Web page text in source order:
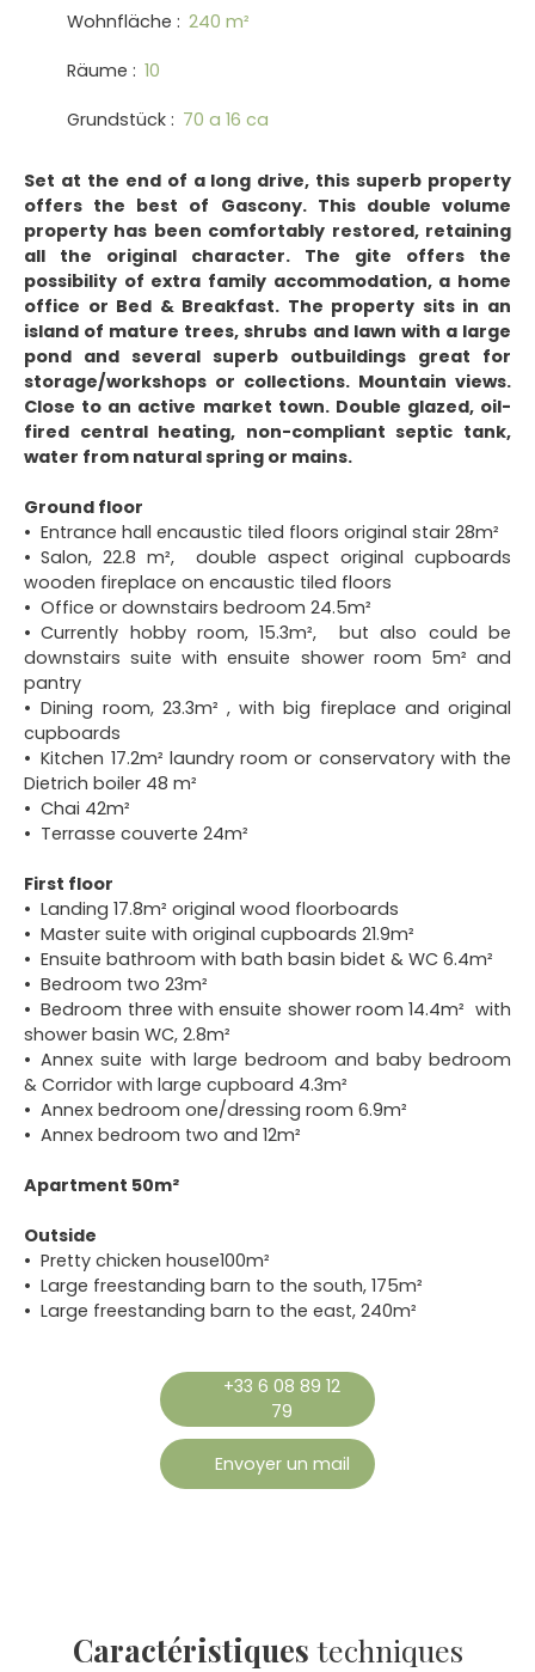
Wohnfläche : 240 m²
Räume : 10
Grundstück : 70 a 16 ca
Set at the end of a long drive, this superb property
offers the best of Gascony. This double volume
property has been comfortably restored, retaining
all the original character. The gite offers the
possibility of extra family accommodation, a home
office or Bed & Breakfast. The property sits in an
island of mature trees, shrubs and lawn with a large
pond and several superb outbuildings great for
storage/workshops or collections. Mountain views.
Close to an active market town. Double glazed, oil-
fired central heating, non-compliant septic tank,
water from natural spring or mains.
Ground floor
Entrance hall encaustic tiled floors original stair 28m²
Salon, 22.8 m², double aspect original cupboards
wooden fireplace on encaustic tiled floors
Office or downstairs bedroom 24.5m²
Currently hobby room, 15.3m², but also could be
downstairs suite with ensuite shower room 5m² and
pantry
Dining room, 23.3m² , with big fireplace and original
cupboards
Kitchen 17.2m² laundry room or conservatory with the
Dietrich boiler 48 m²
Chai 42m²
Terrasse couverte 24m²
First floor
Landing 17.8m² original wood floorboards
Master suite with original cupboards 21.9m²
Ensuite bathroom with bath basin bidet & WC 6.4m²
Bedroom two 23m²
Bedroom three with ensuite shower room 14.4m² with
shower basin WC, 2.8m²
Annex suite with large bedroom and baby bedroom
& Corridor with large cupboard 4.3m²
Annex bedroom one/dressing room 6.9m²
Annex bedroom two and 12m²
Apartment 50m²
Outside
Pretty chicken house100m²
Large freestanding barn to the south, 175m²
Large freestanding barn to the east, 240m²
+33 6 08 89 12
79
Envoyer un mail
Caractéristiques techniques